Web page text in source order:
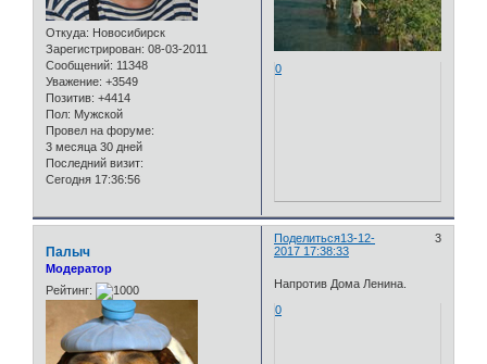
Откуда: Новосибирск
Зарегистрирован: 08-03-2011
Сообщений: 11348
Уважение: +3549
Позитив: +4414
Пол: Мужской
Провел на форуме:
3 месяца 30 дней
Последний визит:
Сегодня 17:36:56
0
Поделиться 3
13-12-
2017 17:38:33
Палыч
Модератор
Рейтинг:
Напротив Дома Ленина.
0